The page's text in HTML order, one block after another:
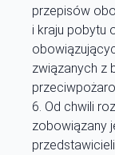
przepisów
i kraju pobytu
związanych z
Od chwili
zobowiązany